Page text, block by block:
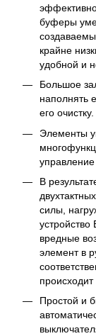
буферы
крайне
удобной и
Большое
наполнять
его очистку.
Элементы
В
силы,
вредные
элемент в
Простой и